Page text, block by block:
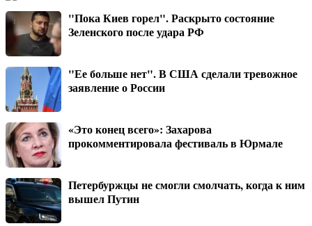
"Пока Киев горел". Раскрыто состояние
Зеленского после удара РФ
"Ее больше нет". В США сделали тревожное
заявление о России
«Это конец всего»: Захарова
прокомментировала фестиваль в Юрмале
Петербуржцы не смогли смолчать, когда к ним
вышел Путин